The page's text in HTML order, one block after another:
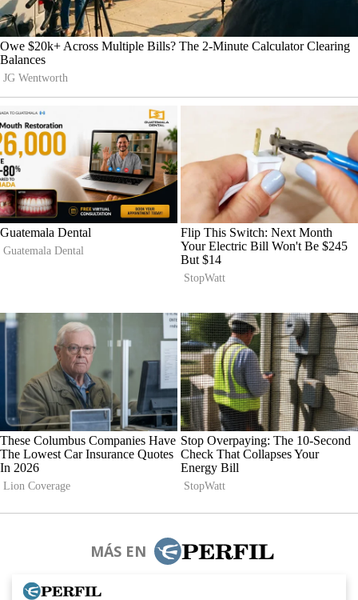
MÁS EN